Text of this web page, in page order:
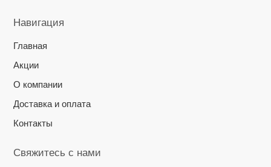
Навигация
Главная
Акции
О компании
Доставка и оплата
Контакты
Свяжитесь с нами